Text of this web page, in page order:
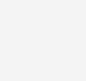
unseres
– bei mehr als 500
einigen Dutzend in
damit
vieler